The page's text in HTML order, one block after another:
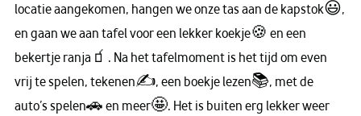
locatie aangekomen, hangen we onze tas aan de kapstok😃,
en gaan we aan tafel voor een lekker koekje🍪 en een
bekertje ranja🧃. Na het tafelmoment is het tijd om even
vrij te spelen, tekenen✍️, een boekje lezen📚, met de
auto’s spelen🚗 en meer🤩. Het is buiten erg lekker weer